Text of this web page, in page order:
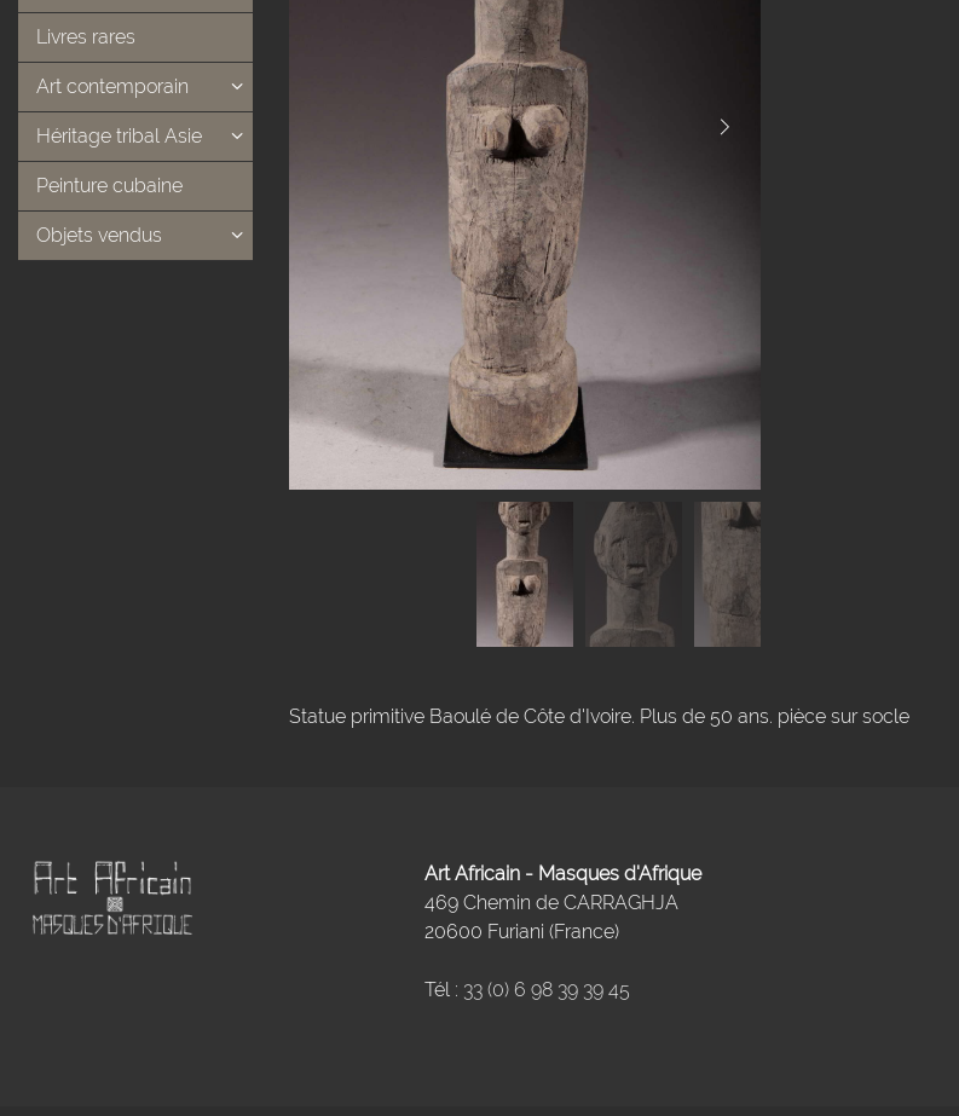
Livres rares
Art contemporain
Héritage tribal Asie
Peinture cubaine
Objets vendus
Statue primitive Baoulé de Côte d'Ivoire. Plus de 50 ans. pièce sur socle
Art Africain - Masques d'Afrique
469 Chemin de CARRAGHJA
20600 Furiani (France)
Tél : 33 (0) 6 98 39 39 45